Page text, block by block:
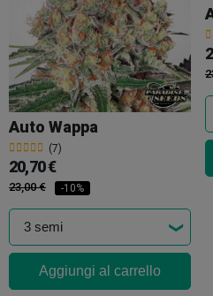
Auto Wappa
(7)
20,70 €
23,00 € -10%
Aggiungi al carrello